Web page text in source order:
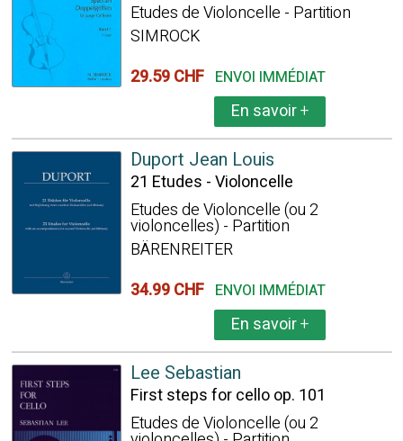
Etudes de Violoncelle - Partition
SIMROCK
29.59 CHF ENVOI IMMÉDIAT
En savoir+
Duport Jean Louis
21 Etudes - Violoncelle
Etudes de Violoncelle (ou 2
violoncelles) - Partition
BÄRENREITER
34.99 CHF ENVOI IMMÉDIAT
En savoir+
Lee Sebastian
First steps for cello op. 101
Etudes de Violoncelle (ou 2